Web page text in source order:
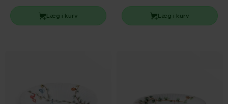
Læg i kurv Læg i kurv